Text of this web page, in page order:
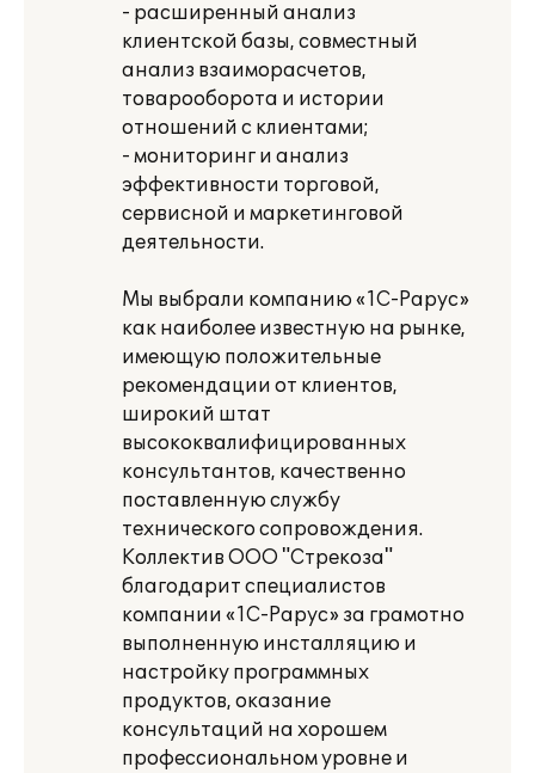
- расширенный анализ
клиентской базы, совместный
анализ взаиморасчетов,
товарооборота и истории
отношений с клиентами;
- мониторинг и анализ
эффективности торговой,
сервисной и маркетинговой
деятельности.
Мы выбрали компанию «1С-Рарус»
как наиболее известную на рынке,
имеющую положительные
рекомендации от клиентов,
широкий штат
высококвалифицированных
консультантов, качественно
поставленную службу
технического сопровождения.
Коллектив ООО "Стрекоза"
благодарит специалистов
компании «1С-Рарус» за грамотно
выполненную инсталляцию и
настройку программных
продуктов, оказание
консультаций на хорошем
профессиональном уровне и